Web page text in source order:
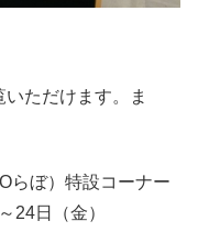
いただけます。ま
らぼ）特設コーナー
24日（金）